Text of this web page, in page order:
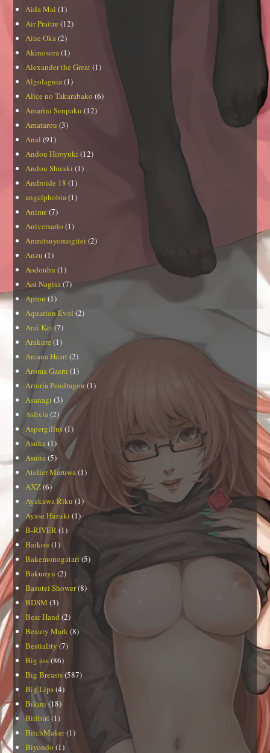
Aida Mai (1)
Air Praitre (12)
Aiue Oka(2)
Akinosora(1)
Alexander the Great(1)
Algolagnia(1)
Alice no Takarabako (6)
Amarini Senpaku (12)
Amatarou (3)
Anal (91)
Andou Hiroyuki (12)
Andou Shuuki (1)
Androide 18 (1)
angelphobia(1)
Anime (7)
Aniversario (1)
Anmitsuyomogitei (2)
Anzu (1)
Aodouhu (1)
Aoi Nagisa(7)
Apron(1)
Aquarion Evol (2)
Arai Kei (7)
Arakure (1)
Arcana Heart (2)
Aroma Gaeru (1)
Artoria Pendragon (1)
Asanagi (3)
Asfixia(2)
Aspergillus(1)
Asuka(1)
Asuna(5)
Atelier Maruwa(1)
AXZ(6)
Ayakawa Riku (1)
Ayase Hazuki (1)
B-RIVER(1)
Baikou (1)
Bakemonogatari (5)
Bakunyu (2)
Basutei Shower(8)
BDSM (3)
Bear Hand (2)
Beauty Mark (8)
Bestiality (7)
Big ass(86)
Big Breasts(587)
Big Lips(4)
Bikini(18)
Biribiri(1)
BitchMaker(1)
Biyondo (1)